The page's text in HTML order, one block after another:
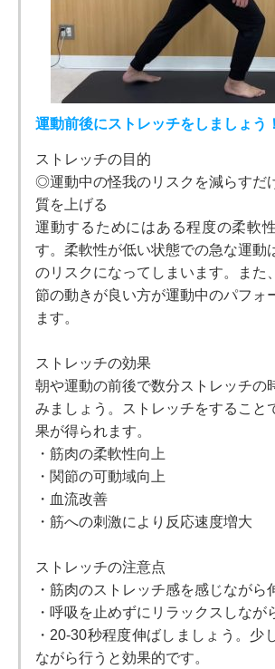
運動前後にストレッチをしましょう！
ストレッチの目的
◎運動中の怪我のリスクを減らすだ
質を上げる
運動するためにはある程度の柔軟
す。柔軟性が低い状態での急な運動
のリスクになってしまいます。また
節の動きが良い方が運動中のパフォ
ます。
ストレッチの効果
朝や運動の前後で数分ストレッチの
みましょう。ストレッチをすること
果が得られます。
・筋肉の柔軟性向上
・関節の可動域向上
・血流改善
・筋への刺激により反応速度増大
ストレッチの注意点
・筋肉のストレッチ感を感じながら
・呼吸を止めずにリラックスしなが
・20-30秒程度伸ばしましょう。少
ながら行うと効果的です。